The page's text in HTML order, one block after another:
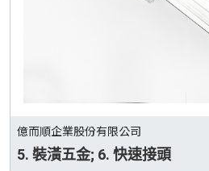
億而順企業股份有限公司
5. 裝潢五金; 6. 快速接頭